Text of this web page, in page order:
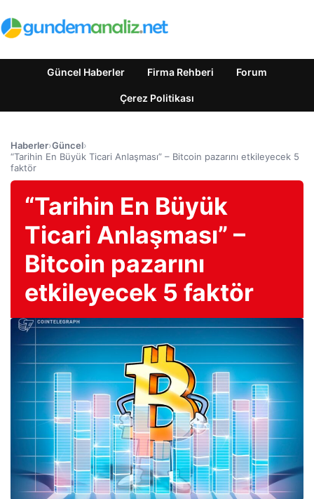
Güncel Haberler Firma Rehberi Forum
Çerez Politikası
Haberler›Güncel›
“Tarihin En Büyük Ticari Anlaşması” – Bitcoin pazarını etkileyecek 5
faktör
“Tarihin En Büyük
Ticari Anlaşması” –
Bitcoin pazarını
etkileyecek 5 faktör